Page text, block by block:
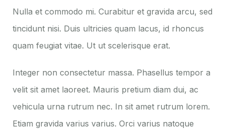
Nulla et commodo mi. Curabitur et gravida arcu, sed
tincidunt nisi. Duis ultricies quam lacus, id rhoncus
quam feugiat vitae. Ut ut scelerisque erat.
Integer non consectetur massa. Phasellus tempor a
velit sit amet laoreet. Mauris pretium diam dui, ac
vehicula urna rutrum nec. In sit amet rutrum lorem.
Etiam gravida varius varius. Orci varius natoque